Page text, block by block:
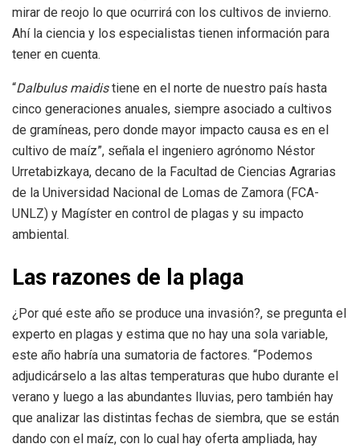
mirar de reojo lo que ocurrirá con los cultivos de invierno.
Ahí la ciencia y los especialistas tienen información para
tener en cuenta.
“Dalbulus maidistiene en el norte de nuestro país hasta
cinco generaciones anuales, siempre asociado a cultivos
de gramíneas, pero donde mayor impacto causa es en el
cultivo de maíz”, señala el ingeniero agrónomo Néstor
Urretabizkaya, decano de la Facultad de Ciencias Agrarias
de la Universidad Nacional de Lomas de Zamora (FCA-
UNLZ) y Magíster en control de plagas y su impacto
ambiental.
Las razones de la plaga
¿Por qué este año se produce una invasión?, se pregunta el
experto en plagas y estima que no hay una sola variable,
este año habría una sumatoria de factores. “Podemos
adjudicárselo a las altas temperaturas que hubo durante el
verano y luego a las abundantes lluvias, pero también hay
que analizar las distintas fechas de siembra, que se están
dando con el maíz, con lo cual hay oferta ampliada, hay